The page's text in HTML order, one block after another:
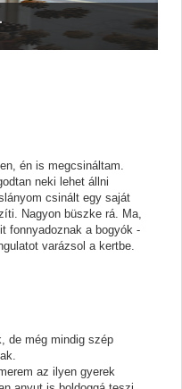
én is megcsináltam.
neki lehet állni
csinált egy saját
Nagyon büszke rá. Ma,
fonnyadoznak a bogyók -
varázsol a kertbe.
de még mindig szép
az ilyen gyerek